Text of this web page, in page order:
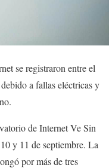
se registraron entre el
a fallas eléctricas y
de Internet Ve Sin
y 11 de septiembre. La
por más de tres